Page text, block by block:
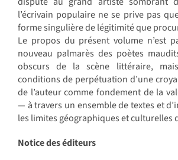
l’écrivain populaire ne se prive pas
forme singulière de légitimité que
Le propos du présent volume n’est
nouveau palmarès des poètes
obscurs de la scène littéraire,
conditions de perpétuation d’une
de l’auteur comme fondement de la
— à travers un ensemble de textes et
les limites géographiques et culturelles
Notice des éditeurs